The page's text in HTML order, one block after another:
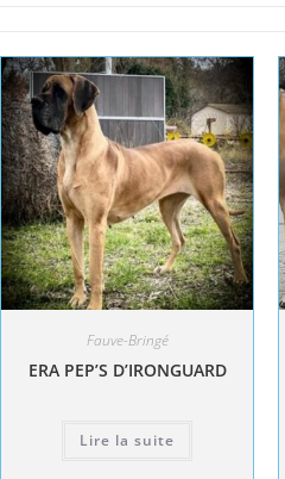
Fauve-Bringé
ERA PEP’S D’IRONGUARD
Lire la suite